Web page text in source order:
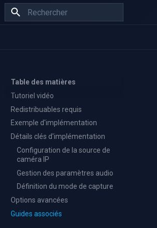
Table des matières
Tutoriel vidéo
Redistribuables requis
Exemple d'implémentation
Détails clés d'implémentation
Configuration de la source de
caméra IP
Gestion des paramètres audio
Définition du mode de capture
Options avancées
Guides associés